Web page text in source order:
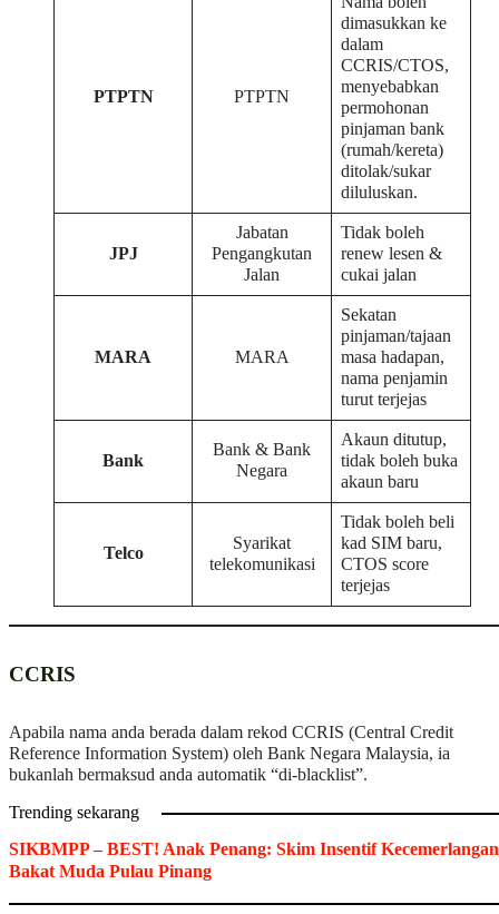
PTPTN PTPTN
dimasukkan ke
dalam
CCRIS/CTOS,
menyebabkan
permohonan
pinjaman bank
(rumah/kereta)
ditolak/sukar
diluluskan.
JPJ
Jabatan
Pengangkutan
Jalan
Tidak boleh
renew lesen &
cukai jalan
MARA MARA
Sekatan
pinjaman/tajaan
masa hadapan,
nama penjamin
turut terjejas
Bank
Bank & Bank
Negara
Akaun ditutup,
tidak boleh buka
akaun baru
Telco
Syarikat
telekomunikasi
Tidak boleh beli
kad SIM baru,
CTOS score
terjejas
CCRIS
Apabila nama anda berada dalam rekod CCRIS (Central Credit
Reference Information System) oleh Bank Negara Malaysia, ia
bukanlah bermaksud anda automatik “di-blacklist”.
Trending sekarang
SIKBMPP – BEST! Anak Penang: Skim Insentif Kecemerlangan
Bakat Muda Pulau Pinang